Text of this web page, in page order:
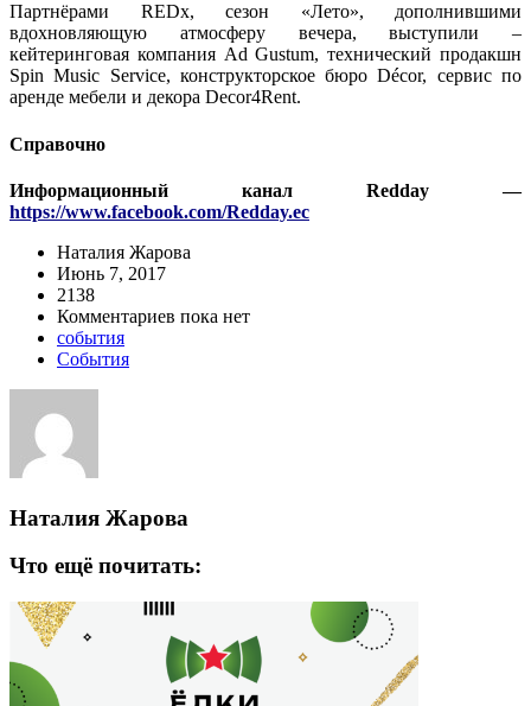
Партнёрами REDx, сезон «Лето», дополнившими
вдохновляющую атмосферу вечера, выступили –
кейтеринговая компания Ad Gustum, технический продакшн
Spin Music Service, конструкторское бюро Décor, сервис по
аренде мебели и декора Decor4Rent.
Справочно
Информационный канал Redday —
https://www.facebook.com/Redday.ec
Наталия Жарова
Июнь 7, 2017
2138
Комментариев пока нет
события
События
Наталия Жарова
Что ещё почитать: